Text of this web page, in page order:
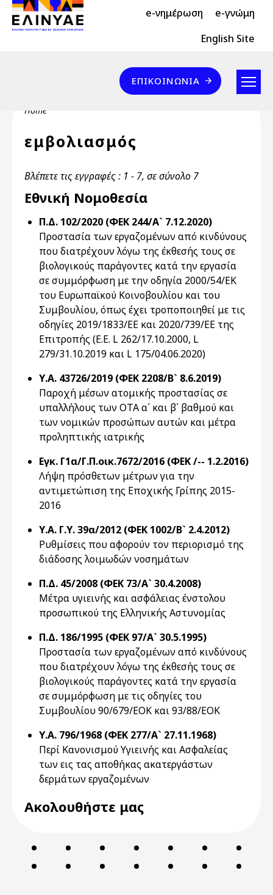
Skip to main content
Header Top 2 e-νημέρωση e-γνώμη
Header Top English Site
Επικοινωνία
ΕΠΙΚΟΙΝΩΝΊΑ
Breadcrumb
Home
εμβολιασμός
Βλέπετε τις εγγραφές : 1 - 7, σε σύνολο 7
Εθνική Νομοθεσία
Π.Δ. 102/2020 (ΦΕΚ 244/Α` 7.12.2020)
Προστασία των εργαζομένων από κινδύνους
που διατρέχουν λόγω της έκθεσής τους σε
βιολογικούς παράγοντες κατά την εργασία
σε συμμόρφωση με την οδηγία 2000/54/ΕΚ
του Ευρωπαϊκού Κοινοβουλίου και του
Συμβουλίου, όπως έχει τροποποιηθεί με τις
οδηγίες 2019/1833/ΕΕ και 2020/739/ΕΕ της
Επιτροπής (Ε.Ε. L 262/17.10.2000, L
279/31.10.2019 και L 175/04.06.2020)
Υ.Α. 43726/2019 (ΦΕΚ 2208/Β` 8.6.2019)
Παροχή μέσων ατομικής προστασίας σε
υπαλλήλους των OTA α΄ και β΄ βαθμού και
των νομικών προσώπων αυτών και μέτρα
προληπτικής ιατρικής
Εγκ. Γ1α/Γ.Π.οικ.7672/2016 (ΦΕΚ /-- 1.2.2016)
Λήψη πρόσθετων μέτρων για την
αντιμετώπιση της Εποχικής Γρίπης 2015-
2016
Υ.Α. Γ.Υ. 39α/2012 (ΦΕΚ 1002/Β` 2.4.2012)
Ρυθμίσεις που αφορούν τον περιορισμό της
διάδοσης λοιμωδών νοσημάτων
Π.Δ. 45/2008 (ΦΕΚ 73/Α` 30.4.2008)
Μέτρα υγιεινής και ασφάλειας ένστολου
προσωπικού της Ελληνικής Αστυνομίας
Π.Δ. 186/1995 (ΦΕΚ 97/Α` 30.5.1995)
Προστασία των εργαζομένων από κινδύνους
που διατρέχουν λόγω της έκθεσής τους σε
βιολογικούς παράγοντες κατά την εργασία
σε συμμόρφωση με τις οδηγίες του
Συμβουλίου 90/679/EOK και 93/88/EOK
Υ.Α. 796/1968 (ΦΕΚ 277/Α` 27.11.1968)
Περί Κανονισμού Υγιεινής και Ασφαλείας
των εις τας αποθήκας ακατεργάστων
δερμάτων εργαζομένων
Ακολουθήστε μας